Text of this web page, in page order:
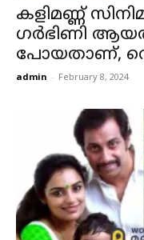
കളിമണ്ണ്
ഗർഭിണി
പോയതാണ്,
admin - February 8, 2024